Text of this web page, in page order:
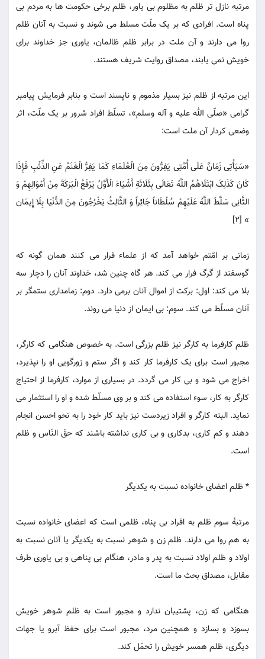
مرتبه نازل تر ظلم به مظلوم بی یاور، ظلم برخی حکومت ها به مردم بی
پناه است. افرادی که بر یک ملّت مسلط می شوند و نسبت به آنان ظلم
روا می دارند و آن ملت در برابر ظلم ظالمان، یاوری جز خداوند برای
خویش نمی یابند، مصداق روایت شریف هستند.
این مرتبه از ظلم نیز بسیار مذموم و ناپسند است و بنابر فرمایش پیامبر
گرامی «صلّی الله علیه و آله وسلم»، تسلّط افراد شرور بر یک ملّت، اثر
وضعی کردار آن ملت است:
«سَیَأْتِی زَمَانٌ عَلَی أُمَّتِی یَفِرُّونَ مِنَ الْعُلَمَاءِ کَمَا یَفِرُّ الْغَنَمُ عَنِ الذِّئْبِ فَإِذَا
کَانَ کَذَلِکَ ابْتَلَاهُمُ اللَّهُ تَعَالَی بِثَلَاثَةِ أَشْیَاءَ الْأَوَّلُ یَرْفَعُ الْبَرَکَةَ مِنْ أَمْوَالِهِمْ وَ
الثَّانِی سَلَّطَ اللَّهُ عَلَیْهِمْ سُلْطَاناً جَائِراً وَ الثَّالِثُ یَخْرُجُونَ مِنَ الدُّنْیَا بِلَا إِیمَان
» [2]
زمانی بر امّتم خواهد آمد که از علماء فرار می کنند همان گونه که
گوسفند از گرگ فرار می کند. هر گاه چنین شد، خداوند آنان را دچار سه
بلا می کند: اول: برکت از اموال آنان برمی دارد. دوم: زمامداری ستمگر بر
آنان مسلّط می کند. سوم: بی ایمان از دنیا می روند.
ظلم کارفرما به کارگر نیز ظلم بزرگی است. به خصوص هنگامی که کارگر،
مجبور است برای یک کارفرما کار کند و اگر ستم و زورگویی او را نپذیرد،
اخراج می شود و بی کار می گردد. در بسیاری از موارد، کارفرما از احتیاج
کارگر به کار، سوء استفاده می کند و بر وی مسلّط شده و او را استثمار می
نماید. البته کارگر و افراد زیردست نیز باید کار خود را به نحو احسن انجام
دهند و کم کاری، بدکاری و بی کاری نداشته باشند که حقّ النّاس و ظلم
است.
* ظلم اعضای خانواده نسبت به یکدیگر
مرتبۀ سوم ظلم به افراد بی پناه، ظلمی است که اعضای خانواده نسبت
به هم روا می دارند. ظلم زن و شوهر نسبت به یکدیگر یا آنان نسبت به
اولاد و ظلم اولاد نسبت به پدر و مادر، هنگام بی پناهی و بی یاوری طرف
مقابل، مصداق بحث ما است.
هنگامی که زن، پشتیبان ندارد و مجبور است به ظلم شوهر خویش
بسوزد و بسازد و همچنین مرد، مجبور است برای حفظ آبرو یا جهات
دیگری، ظلم همسر خویش را تحمّل کند.